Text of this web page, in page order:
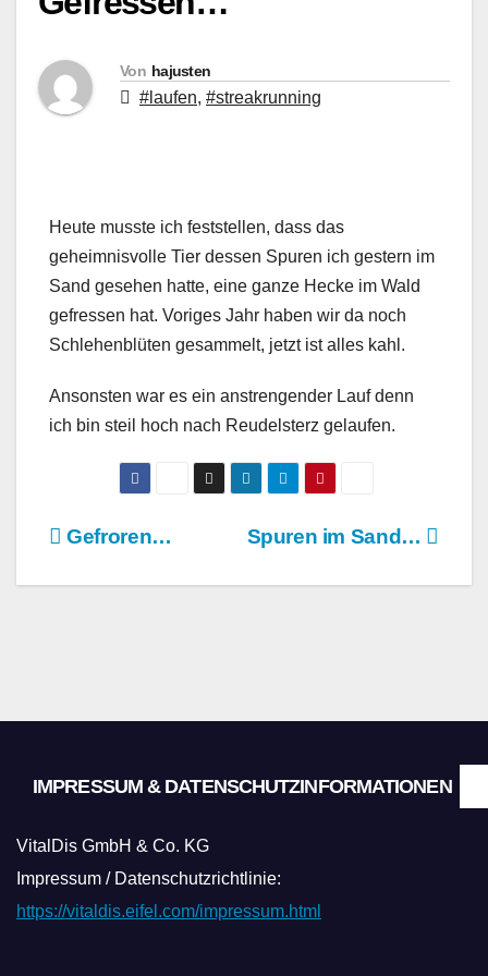
Von hajusten
#laufen, #streakrunning
Heute musste ich feststellen, dass das
geheimnisvolle Tier dessen Spuren ich gestern im
Sand gesehen hatte, eine ganze Hecke im Wald
gefressen hat. Voriges Jahr haben wir da noch
Schlehenblüten gesammelt, jetzt ist alles kahl.
Ansonsten war es ein anstrengender Lauf denn
ich bin steil hoch nach Reudelsterz gelaufen.
BeitragsnavigationSpuren im Sand…
Gefroren…
IMPRESSUM & DATENSCHUTZINFORMATIONEN
VitalDis GmbH & Co. KG
Impressum / Datenschutzrichtlinie:
https://vitaldis.eifel.com/impressum.html